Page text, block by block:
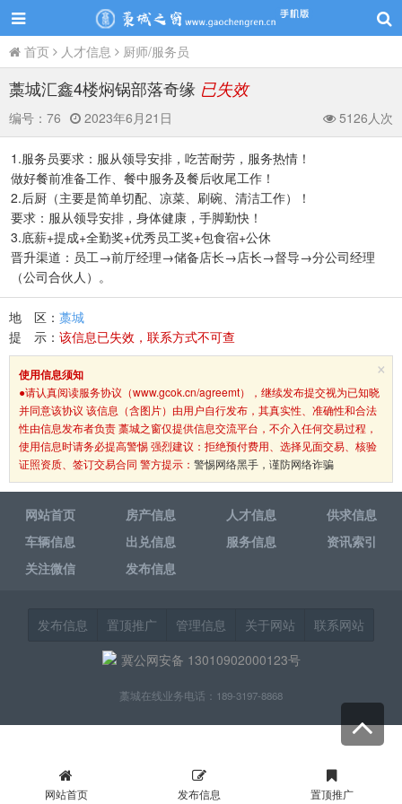
首页 人才信息 厨师/服务员
藁城汇鑫4楼焖锅部落奇缘 已失效
编号： 76 2023年6月21日 5126人次
1.服务员要求：服从领导安排，吃苦耐劳，服务热情！
做好餐前准备工作、餐中服务及餐后收尾工作！
2.后厨（主要是简单切配、凉菜、刷碗、清洁工作）！
要求：服从领导安排，身体健康，手脚勤快！
3.底薪+提成+全勤奖+优秀员工奖+包食宿+公休
晋升渠道：员工→前厅经理→储备店长→店长→督导→分公司经理
（公司合伙人）。
地 区： 藁城
提 示： 该信息已失效，联系方式不可查
×
使用信息须知
●请认真阅读服务协议（www.gcok.cn/agreemt），继续发布提交视为已知晓
并同意该协议 该信息（含图片）由用户自行发布，其真实性、准确性和合法
性由信息发布者负责 藁城之窗仅提供信息交流平台，不介入任何交易过程，
使用信息时请务必提高警惕 强烈建议：拒绝预付费用、选择见面交易、核验
证照资质、签订交易合同 警方提示： 警惕网络黑手，谨防网络诈骗
网站首页 房产信息 人才信息
供求信息
车辆信息
出兑信息 服务信息
资讯索引
关注微信
发布信息
发布信息 置顶推广 管理信息 关于网站
联系网站
冀公网安备 13010902000123号
藁城在线业务电话：189-3197-8868
网站首页 发布信息 置顶推广